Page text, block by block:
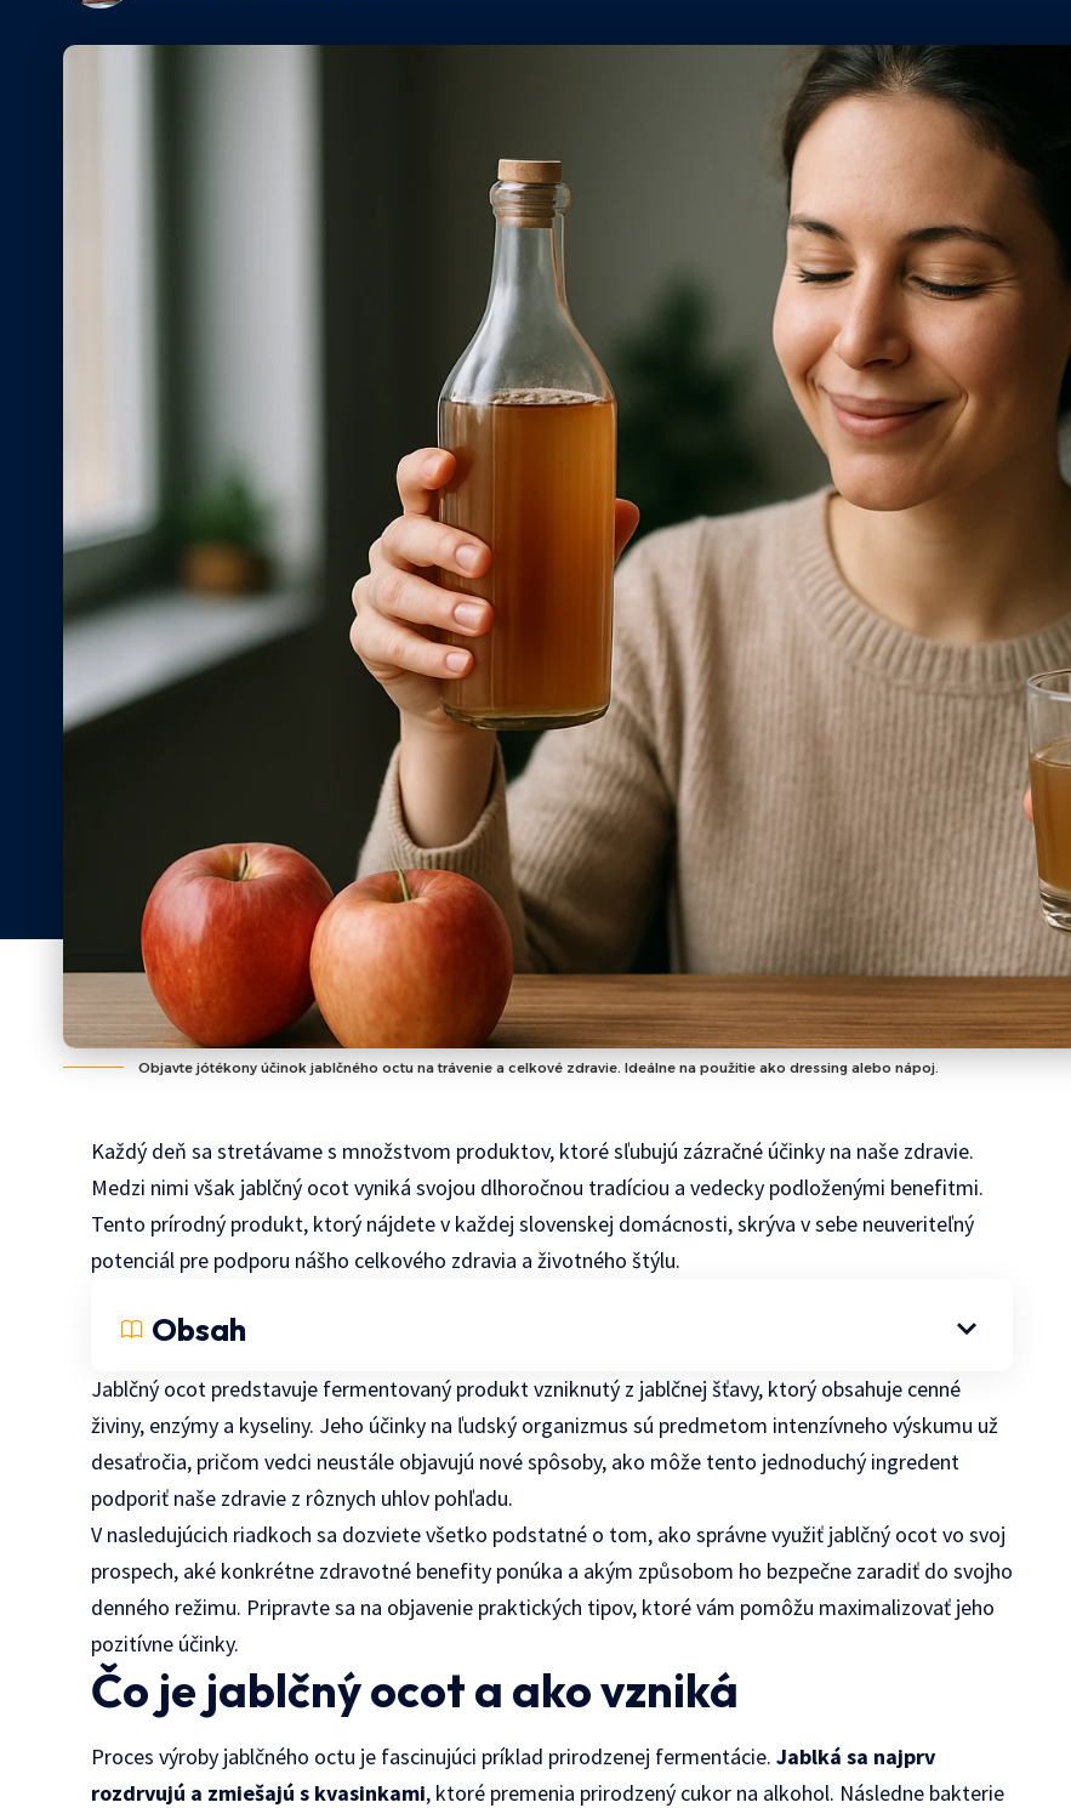
Objavte jótékony účinok jablčného octu na trávenie a celkové zdravie. Ideálne na použitie ako dressing alebo nápoj.
Každý deň sa stretávame s množstvom produktov, ktoré sľubujú zázračné účinky na naše zdravie.
Medzi nimi však jablčný ocot vyniká svojou dlhoročnou tradíciou a vedecky podloženými benefitmi.
Tento prírodný produkt, ktorý nájdete v každej slovenskej domácnosti, skrýva v sebe neuveriteľný
potenciál pre podporu nášho celkového zdravia a životného štýlu.
Obsah
Jablčný ocot predstavuje fermentovaný produkt vzniknutý z jablčnej šťavy, ktorý obsahuje cenné
živiny, enzýmy a kyseliny. Jeho účinky na ľudský organizmus sú predmetom intenzívneho výskumu už
desaťročia, pričom vedci neustále objavujú nové spôsoby, ako môže tento jednoduchý ingredent
podporiť naše zdravie z rôznych uhlov pohľadu.
V nasledujúcich riadkoch sa dozviete všetko podstatné o tom, ako správne využiť jablčný ocot vo svoj
prospech, aké konkrétne zdravotné benefity ponúka a akým způsobom ho bezpečne zaradiť do svojho
denného režimu. Pripravte sa na objavenie praktických tipov, ktoré vám pomôžu maximalizovať jeho
pozitívne účinky.
Čo je jablčný ocot a ako vzniká
Proces výroby jablčného octu je fascinujúci príklad prirodzenej fermentácie.Jablká sa najprv
rozdrvujú a zmiešajú s kvasinkami, ktoré premenia prirodzený cukor na alkohol. Následne bakterie